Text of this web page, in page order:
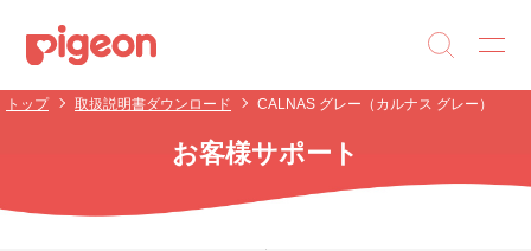
トップ 取扱説明書ダウンロード CALNAS グレー（カルナス グレー）
お客様サポート